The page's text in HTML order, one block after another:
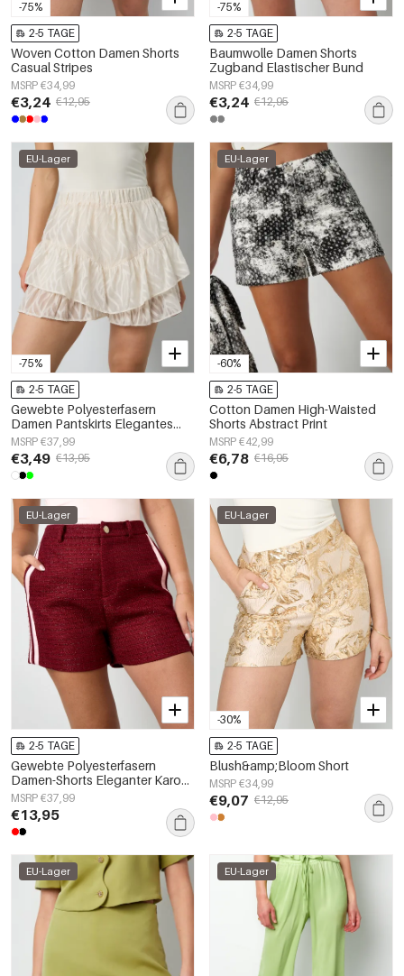
-75%
2-5 TAGE
Woven Cotton Damen Shorts
Casual Stripes
MSRP €34,99
€3,24 €12,95
-75%
2-5 TAGE
Baumwolle Damen Shorts
Zugband Elastischer Bund
MSRP €34,99
€3,24 €12,95
-75%
EU-Lager
2-5 TAGE
Gewebte Polyesterfasern
Damen Pantskirts Elegantes
Einfarbig Frühling/Sommer
MSRP €37,99
€3,49 €13,95
-60%
EU-Lager
2-5 TAGE
Cotton Damen High-Waisted
Shorts Abstract Print
MSRP €42,99
€6,78 €16,95
EU-Lager
2-5 TAGE
Gewebte Polyesterfasern
Damen-Shorts Eleganter Karo
Herbst/Winter
MSRP €37,99
€13,95
-30%
EU-Lager
2-5 TAGE
Blush&amp;Bloom Short
MSRP €34,99
€9,07 €12,95
EU-Lager EU-Lager